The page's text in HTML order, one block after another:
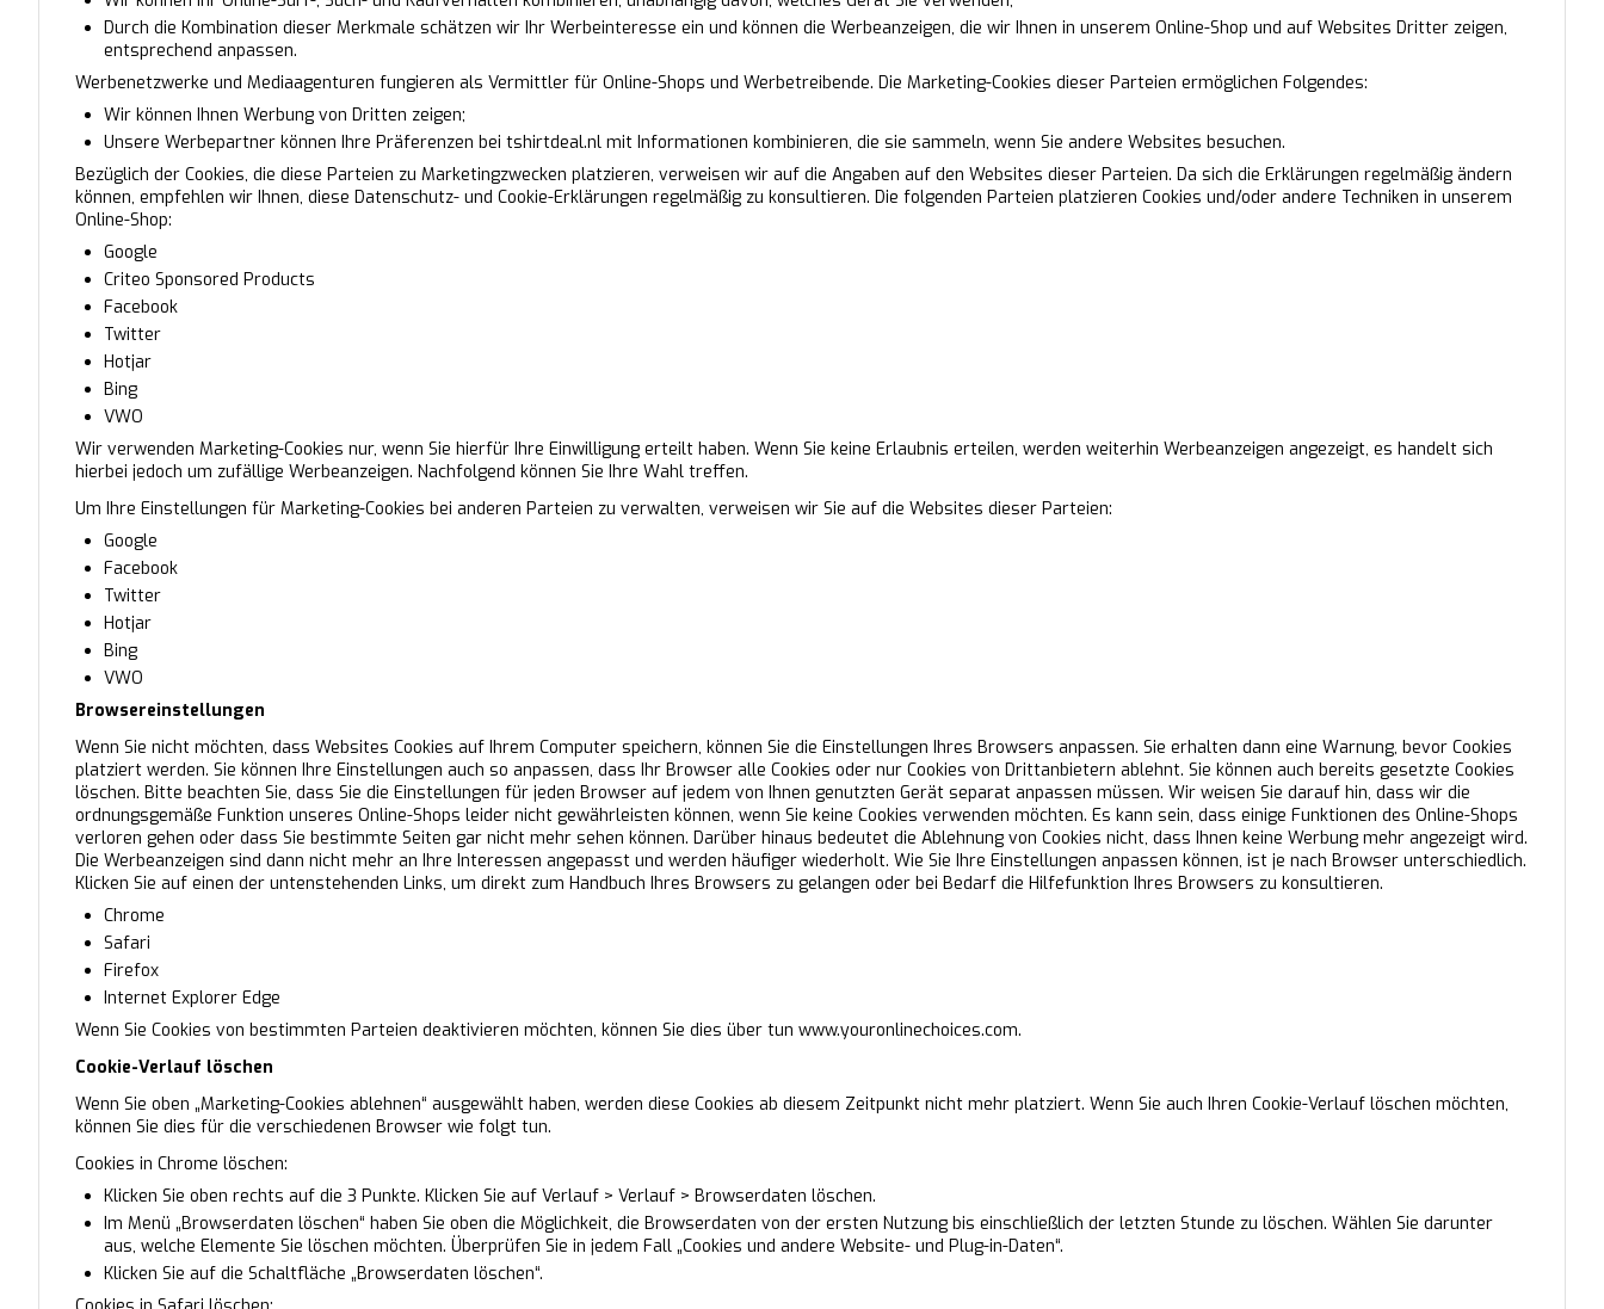
Durch die Kombination dieser Merkmale schätzen wir Ihr Werbeinteresse ein und können die Werbeanzeigen, die wir Ihnen in unserem Online-Shop und auf Websites Dritter zeigen,
entsprechend anpassen.
Werbenetzwerke und Mediaagenturen fungieren als Vermittler für Online-Shops und Werbetreibende. Die Marketing-Cookies dieser Parteien ermöglichen Folgendes:
Wir können Ihnen Werbung von Dritten zeigen;
Unsere Werbepartner können Ihre Präferenzen bei tshirtdeal.nl mit Informationen kombinieren, die sie sammeln, wenn Sie andere Websites besuchen.
Bezüglich der Cookies, die diese Parteien zu Marketingzwecken platzieren, verweisen wir auf die Angaben auf den Websites dieser Parteien. Da sich die Erklärungen regelmäßig ändern
können, empfehlen wir Ihnen, diese Datenschutz- und Cookie-Erklärungen regelmäßig zu konsultieren. Die folgenden Parteien platzieren Cookies und/oder andere Techniken in unserem
Online-Shop:
Google
Criteo Sponsored Products
Facebook
Twitter
Hotjar
Bing
VWO
Wir verwenden Marketing-Cookies nur, wenn Sie hierfür Ihre Einwilligung erteilt haben. Wenn Sie keine Erlaubnis erteilen, werden weiterhin Werbeanzeigen angezeigt, es handelt sich
hierbei jedoch um zufällige Werbeanzeigen. Nachfolgend können Sie Ihre Wahl treffen.
Um Ihre Einstellungen für Marketing-Cookies bei anderen Parteien zu verwalten, verweisen wir Sie auf die Websites dieser Parteien:
Google
Facebook
Twitter
Hotjar
Bing
VWO
Browsereinstellungen
Wenn Sie nicht möchten, dass Websites Cookies auf Ihrem Computer speichern, können Sie die Einstellungen Ihres Browsers anpassen. Sie erhalten dann eine Warnung, bevor Cookies
platziert werden. Sie können Ihre Einstellungen auch so anpassen, dass Ihr Browser alle Cookies oder nur Cookies von Drittanbietern ablehnt. Sie können auch bereits gesetzte Cookies
löschen. Bitte beachten Sie, dass Sie die Einstellungen für jeden Browser auf jedem von Ihnen genutzten Gerät separat anpassen müssen. Wir weisen Sie darauf hin, dass wir die
ordnungsgemäße Funktion unseres Online-Shops leider nicht gewährleisten können, wenn Sie keine Cookies verwenden möchten. Es kann sein, dass einige Funktionen des Online-Shops
verloren gehen oder dass Sie bestimmte Seiten gar nicht mehr sehen können. Darüber hinaus bedeutet die Ablehnung von Cookies nicht, dass Ihnen keine Werbung mehr angezeigt wird.
Die Werbeanzeigen sind dann nicht mehr an Ihre Interessen angepasst und werden häufiger wiederholt. Wie Sie Ihre Einstellungen anpassen können, ist je nach Browser unterschiedlich.
Klicken Sie auf einen der untenstehenden Links, um direkt zum Handbuch Ihres Browsers zu gelangen oder bei Bedarf die Hilfefunktion Ihres Browsers zu konsultieren.
Chrome
Safari
Firefox
Internet Explorer Edge
Wenn Sie Cookies von bestimmten Parteien deaktivieren möchten, können Sie dies über tun www.youronlinechoices.com.
Cookie-Verlauf löschen
Wenn Sie oben „Marketing-Cookies ablehnen“ ausgewählt haben, werden diese Cookies ab diesem Zeitpunkt nicht mehr platziert. Wenn Sie auch Ihren Cookie-Verlauf löschen möchten,
können Sie dies für die verschiedenen Browser wie folgt tun.
Cookies in Chrome löschen:
Klicken Sie oben rechts auf die 3 Punkte. Klicken Sie auf Verlauf > Verlauf > Browserdaten löschen.
Im Menü „Browserdaten löschen“ haben Sie oben die Möglichkeit, die Browserdaten von der ersten Nutzung bis einschließlich der letzten Stunde zu löschen. Wählen Sie darunter
aus, welche Elemente Sie löschen möchten. Überprüfen Sie in jedem Fall „Cookies und andere Website- und Plug-in-Daten“.
Klicken Sie auf die Schaltfläche „Browserdaten löschen“.